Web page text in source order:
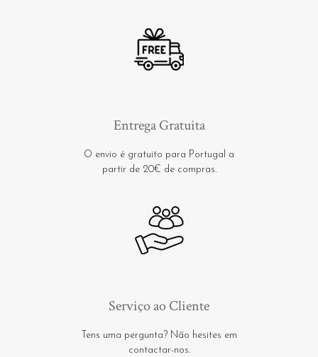
Entrega Gratuita
O envio é gratuito para Portugal a
partir de 20€ de compras.
Serviço ao Cliente
Tens uma pergunta? Não hesites em
contactar-nos.